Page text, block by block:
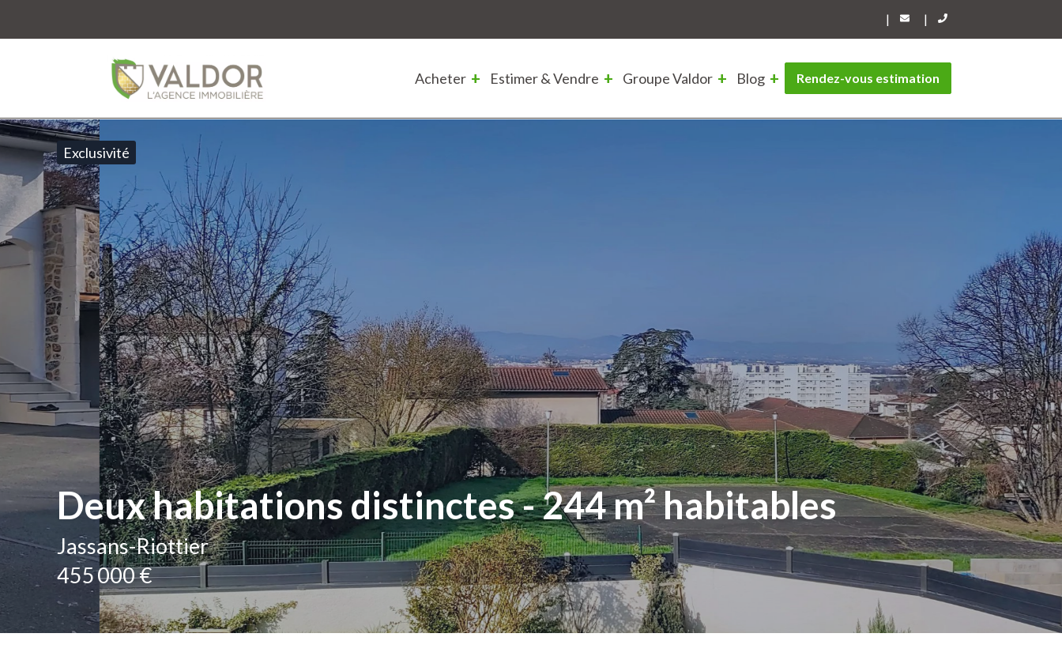
| |
Acheter Estimer & Vendre Groupe Valdor Blog Rendez-vous estimation
Exclusivité
Deux habitations distinctes - 244 m² habitables
Jassans-Riottier
455 000 €